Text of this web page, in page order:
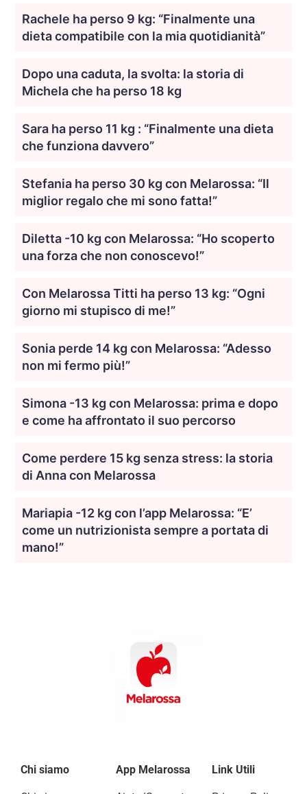
Rachele ha perso 9 kg: “Finalmente una
dieta compatibile con la mia quotidianità”
Dopo una caduta, la svolta: la storia di
Michela che ha perso 18 kg
Sara ha perso 11 kg : “Finalmente una dieta
che funziona davvero”
Stefania ha perso 30 kg con Melarossa: “Il
miglior regalo che mi sono fatta!”
Diletta -10 kg con Melarossa: “Ho scoperto
una forza che non conoscevo!”
Con Melarossa Titti ha perso 13 kg: “Ogni
giorno mi stupisco di me!”
Sonia perde 14 kg con Melarossa: “Adesso
non mi fermo più!”
Simona -13 kg con Melarossa: prima e dopo
e come ha affrontato il suo percorso
Come perdere 15 kg senza stress: la storia
di Anna con Melarossa
Mariapia -12 kg con l’app Melarossa: “E’
come un nutrizionista sempre a portata di
mano!”
Chi siamo App Melarossa Link Utili